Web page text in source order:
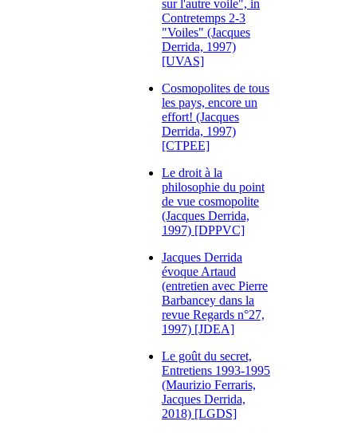
sur l'autre voile", in
Contretemps 2-3
"Voiles" (Jacques
Derrida, 1997)
[UVAS]
Cosmopolites de tous
les pays, encore un
effort! (Jacques
Derrida, 1997)
[CTPEE]
Le droit à la
philosophie du point
de vue cosmopolite
(Jacques Derrida,
1997) [DPPVC]
Jacques Derrida
évoque Artaud
(entretien avec Pierre
Barbancey dans la
revue Regards n°27,
1997) [JDEA]
Le goût du secret,
Entretiens 1993-1995
(Maurizio Ferraris,
Jacques Derrida,
2018) [LGDS]